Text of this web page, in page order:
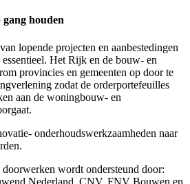
houden
lopende projecten en aanbestedingen
Het Rijk en de bouw- en
provincies en gemeenten op door te
zodat de orderportefeuilles
aan de woningbouw- en
onderhoudswerkzaamheden naar
wordt ondersteund door:
Nederland, CNV, FNV Bouwen en